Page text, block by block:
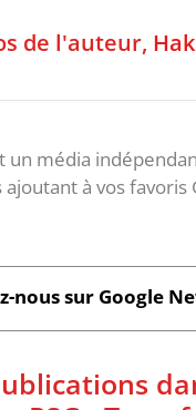
de l'auteur,
un média
à vos favoris
nous sur Google